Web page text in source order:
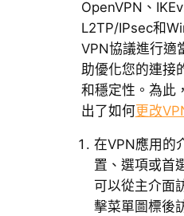
OpenVPN、
L2TP/IPsec和
VPN協議進行適
助優化您的連接
和穩定性。為此
出了如何更改
在VPN應用的
置、選項或首
可以從主介面
擊菜單圖標後